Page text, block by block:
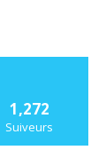
1,272
Suiveurs